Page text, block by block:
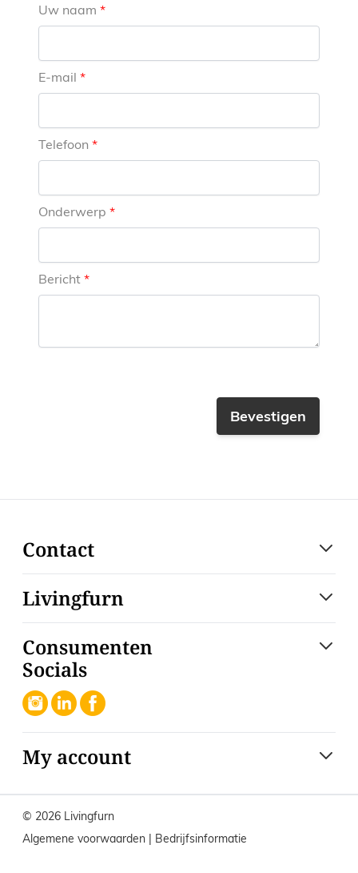
Uw naam
E-mail
Telefoon
Onderwerp
Bericht
Bevestigen
Contact
Livingfurn
Consumenten
Socials
My account
© 2026 Livingfurn
Algemene voorwaarden
Bedrijfsinformatie